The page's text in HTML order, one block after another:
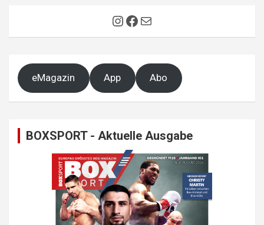
Instagram
Facebook
E-Mail
eMagazin App Abo
BOXSPORT - Aktuelle Ausgabe